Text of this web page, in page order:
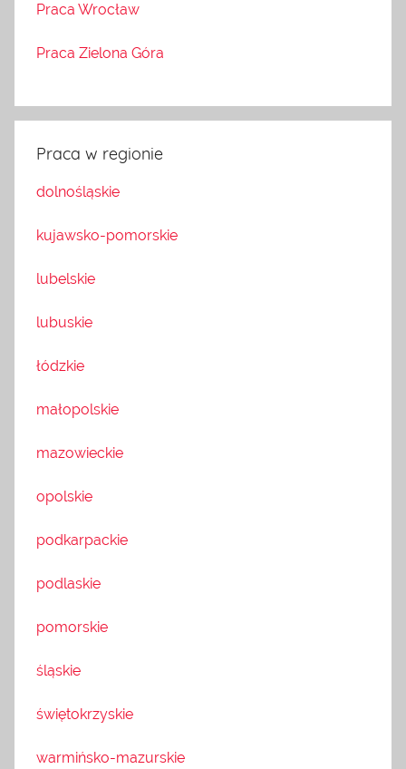
Praca Wrocław
Praca Zielona Góra
Praca w regionie
dolnośląskie
kujawsko-pomorskie
lubelskie
lubuskie
łódzkie
małopolskie
mazowieckie
opolskie
podkarpackie
podlaskie
pomorskie
śląskie
świętokrzyskie
warmińsko-mazurskie